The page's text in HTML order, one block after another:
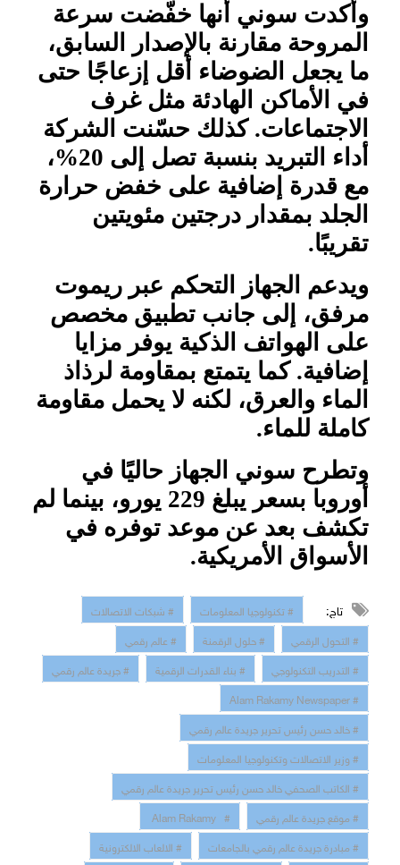
وأكدت سوني أنها خفّضت سرعة
المروحة مقارنة بالإصدار السابق،
ما يجعل الضوضاء أقل إزعاجًا حتى
في الأماكن الهادئة مثل غرف
الاجتماعات. كذلك حسّنت الشركة
أداء التبريد بنسبة تصل إلى 20%،
مع قدرة إضافية على خفض حرارة
الجلد بمقدار درجتين مئويتين
تقريبًا.
ويدعم الجهاز التحكم عبر ريموت
مرفق، إلى جانب تطبيق مخصص
على الهواتف الذكية يوفر مزايا
إضافية. كما يتمتع بمقاومة لرذاذ
الماء والعرق، لكنه لا يحمل مقاومة
كاملة للماء.
وتطرح سوني الجهاز حاليًا في
أوروبا بسعر يبلغ 229 يورو، بينما لم
تكشف بعد عن موعد توفره في
الأسواق الأمريكية.
تاج: # تكنولوجيا المعلومات
# شبكات الاتصالات
# التحول الرقمي
# حلول الرقمنة
# عالم رقمي
# التدريب التكنولوجي
# بناء القدرات الرقمية
# جريدة عالم رقمي
# Alam Rakamy Newspaper
# خالد حسن رئيس تحرير جريدة عالم رقمي
# وزير الاتصالات وتكنولوجيا المعلومات
# الكاتب الصحفي خالد حسن رئيس تحرير جريدة عالم رقمي
# موقع جريدة عالم رقمي
# Alam Rakamy
# مبادرة جريدة عالم رقمي بالجامعات
# الالعاب الالكترونية